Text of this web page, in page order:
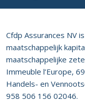
Cfdp Assurances NV
maatschappelijk
maatschappelijke
Immeuble l’Europe,
Handels- en
958 506 156 02046.